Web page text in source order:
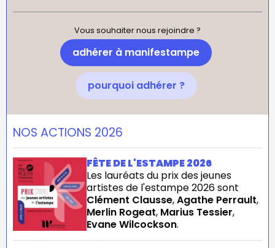
Vous souhaiter nous rejoindre ?
adhérer à manifestampe
pourquoi adhérer ?
NOS ACTIONS 2026
FÊTE DE L'ESTAMPE 2026
Les lauréats du prix des jeunes
artistes de l'estampe 2026 sont
Clément Clausse,Agathe Perrault,
Merlin Rogeat, Marius Tessier,
Evane Wilcockson.